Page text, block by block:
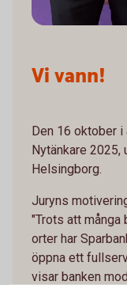
Vi vann!
Den 16 oktober
Nytänkare 2025,
Helsingborg.
Juryns
"Trots att många
orter har
öppna ett
visar banken